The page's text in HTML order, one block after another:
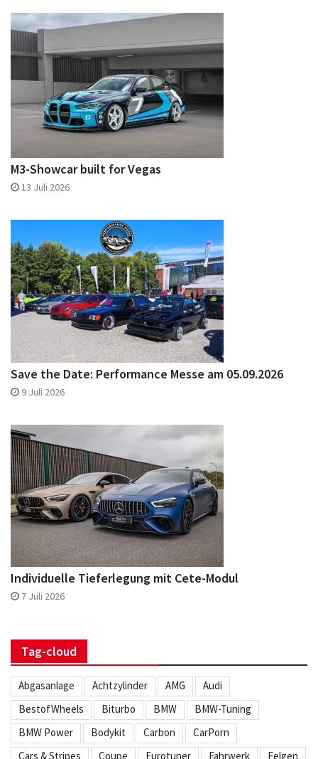
M3-Showcar built for Vegas
13 Juli 2026
Save the Date: Performance Messe am 05.09.2026
9 Juli 2026
Individuelle Tieferlegung mit Cete-Modul
7 Juli 2026
Tag-cloud
Abgasanlage Achtzylinder AMG
Audi
BestofWheels
Biturbo BMW
BMW-Tuning
BMW Power
Bodykit Carbon
CarPorn
Cars & Stripes
Coupe Eurotuner Fahrwerk
Felgen